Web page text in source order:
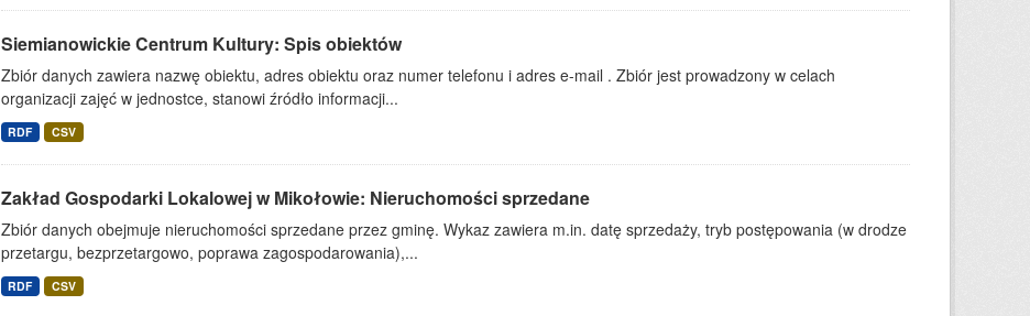
Siemianowickie Centrum Kultury: Spis obiektów
Zbiór danych zawiera nazwę obiektu, adres obiektu oraz numer telefonu i adres e-mail . Zbiór jest prowadzony w celach
organizacji zajęć w jednostce, stanowi źródło informacji...
RDF CSV
Zakład Gospodarki Lokalowej w Mikołowie: Nieruchomości sprzedane
Zbiór danych obejmuje nieruchomości sprzedane przez gminę. Wykaz zawiera m.in. datę sprzedaży, tryb postępowania (w drodze
przetargu, bezprzetargowo, poprawa zagospodarowania),...
RDF CSV